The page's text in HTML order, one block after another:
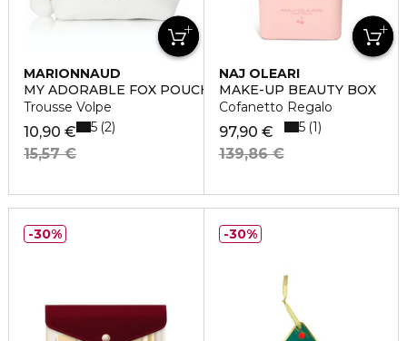
MARIONNAUD
MY ADORABLE FOX POUCH
Trousse Volpe
10,90 €
15,57 €
5 2
NAJ OLEARI
MAKE-UP BEAUTY BOX
Cofanetto Regalo
97,90 €
139,86 €
5 1
30% 30%